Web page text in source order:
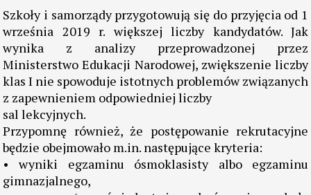
Szkoły i samorządy przygotowują się do przyjęcia od 1
września 2019 r. większej liczby kandydatów. Jak
wynika z analizy przeprowadzonej przez
Ministerstwo Edukacji Narodowej, zwiększenie liczby
klas I nie spowoduje istotnych problemów związanych
z zapewnieniem odpowiedniej liczby
sal lekcyjnych.
Przypomnę również, że postępowanie rekrutacyjne
będzie obejmowało m.in. następujące kryteria:
• wyniki egzaminu ósmoklasisty albo egzaminu
gimnazjalnego,